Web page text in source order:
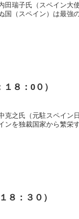
瑞子氏（スペイン大
（スペイン）は最強
８：0０）
之氏（元駐スペイン
を独裁国家から繁栄
８：３０）